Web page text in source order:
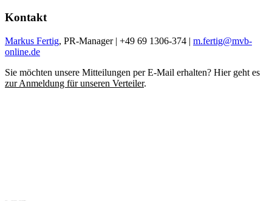
Kontakt
Markus Fertig, PR-Manager | +49 69 1306-374 | m.fertig@mvb-
online.de
Sie möchten unsere Mitteilungen per E-Mail erhalten? Hier geht es
zur Anmeldung für unseren Verteiler.